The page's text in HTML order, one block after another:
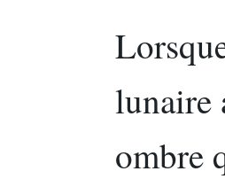
lunaire
ombre